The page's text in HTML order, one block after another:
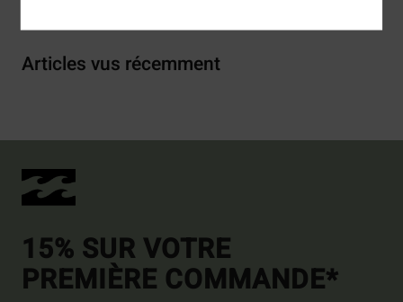
Articles vus récemment
15% SUR VOTRE
PREMIÈRE COMMANDE*